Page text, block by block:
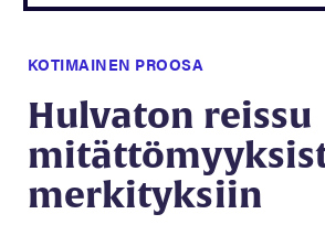
KOTIMAINEN PROOSA
Hulvaton reissu
merkityksiin